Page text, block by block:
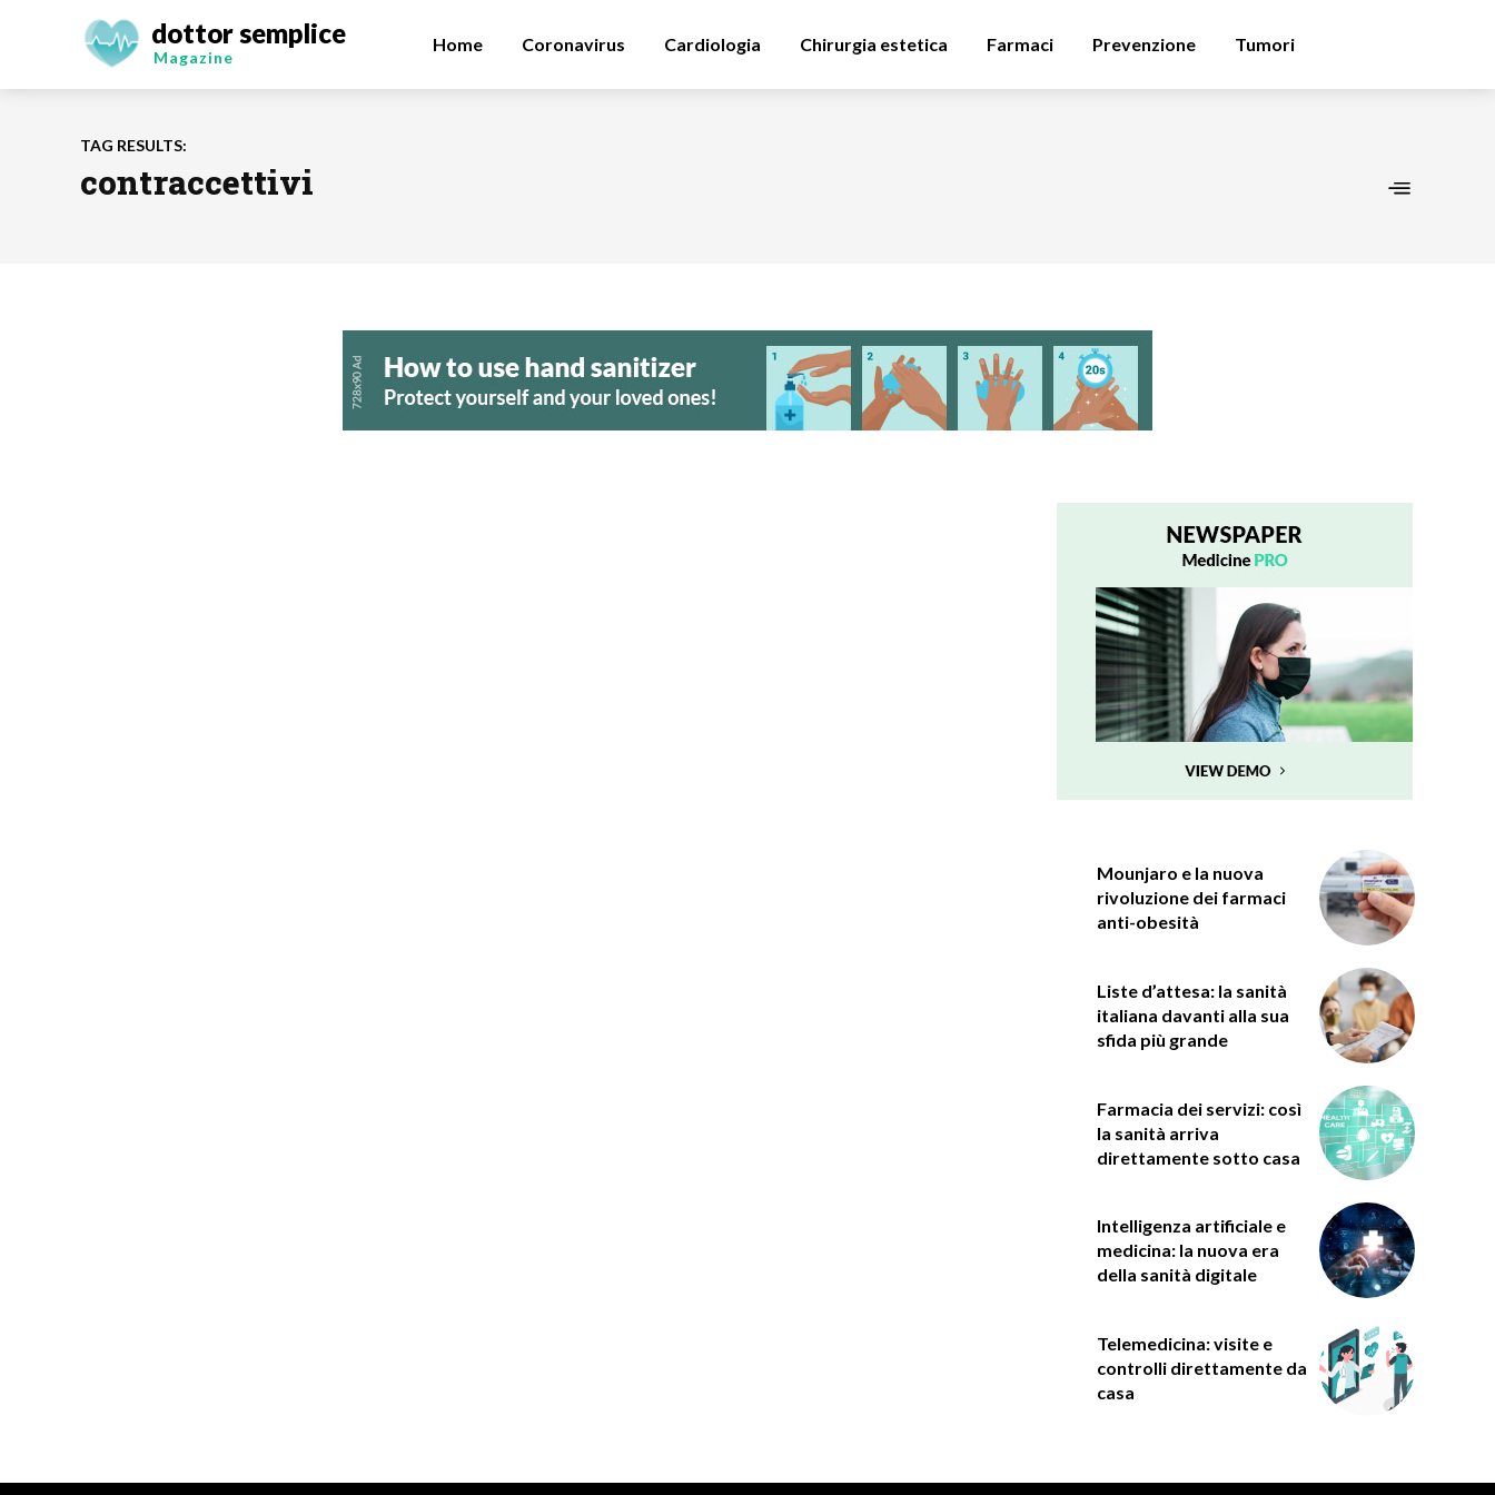
dottor semplice
Magazine
Home Coronavirus Cardiologia Chirurgia estetica Farmaci Prevenzione Tumori
TAG RESULTS:
contraccettivi
Mounjaro e la nuova
rivoluzione dei farmaci
anti-obesità
Liste d’attesa: la sanità
italiana davanti alla sua
sfida più grande
Farmacia dei servizi: così
la sanità arriva
direttamente sotto casa
Intelligenza artificiale e
medicina: la nuova era
della sanità digitale
Telemedicina: visite e
controlli direttamente da
casa